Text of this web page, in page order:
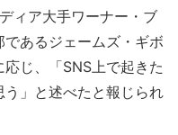
ィア大手ワーナー・ブ
あるジェームズ・ギボ
じ、「SNS上で起きた
」と述べたと報じられ